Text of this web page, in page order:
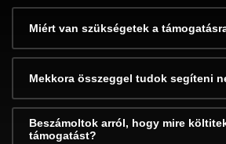
Miért van szükségetek a
Mekkora összeggel tudok segíteni
Beszámoltok arról, hogy mire
támogatást?